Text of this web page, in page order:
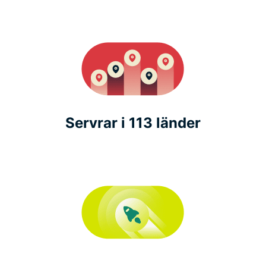
Servrar i 113 länder